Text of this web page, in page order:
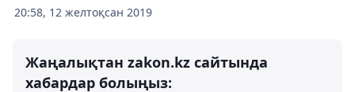
20:58, 12 желтоқсан 2019
Жаңалықтан zakon.kz сайтында
хабардар болыңыз: